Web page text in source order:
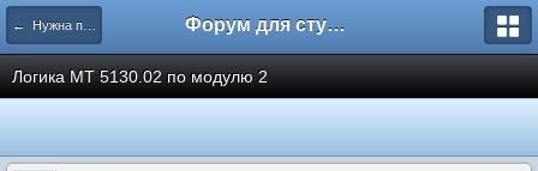
← Нужна помощь Форум для студента СГА
Логика МТ 5130.02 по модулю 2